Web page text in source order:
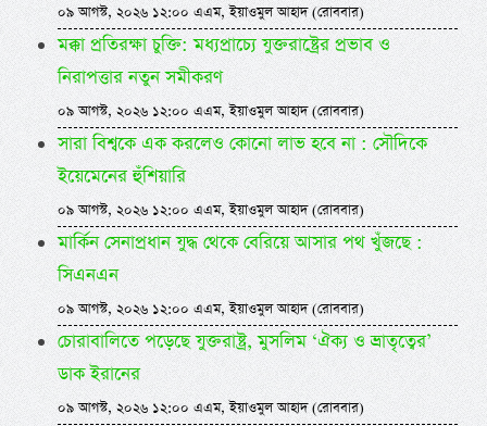
০৯ আগস্ট, ২০২৬ ১২:০০ এএম, ইয়াওমুল আহাদ (রোববার)
মক্কা প্রতিরক্ষা চুক্তি: মধ্যপ্রাচ্যে যুক্তরাষ্ট্রের প্রভাব ও
নিরাপত্তার নতুন সমীকরণ
০৯ আগস্ট, ২০২৬ ১২:০০ এএম, ইয়াওমুল আহাদ (রোববার)
সারা বিশ্বকে এক করলেও কোনো লাভ হবে না : সৌদিকে
ইয়েমেনের হুঁশিয়ারি
০৯ আগস্ট, ২০২৬ ১২:০০ এএম, ইয়াওমুল আহাদ (রোববার)
মার্কিন সেনাপ্রধান যুদ্ধ থেকে বেরিয়ে আসার পথ খুঁজছে :
সিএনএন
০৯ আগস্ট, ২০২৬ ১২:০০ এএম, ইয়াওমুল আহাদ (রোববার)
চোরাবালিতে পড়েছে যুক্তরাষ্ট্র, মুসলিম ‘ঐক্য ও ভ্রাতৃত্বের’
ডাক ইরানের
০৯ আগস্ট, ২০২৬ ১২:০০ এএম, ইয়াওমুল আহাদ (রোববার)